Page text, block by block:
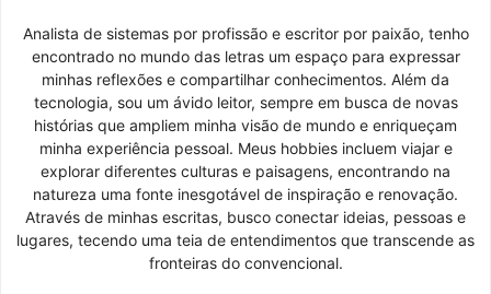
Analista de sistemas por profissão e escritor por paixão, tenho
encontrado no mundo das letras um espaço para expressar
minhas reflexões e compartilhar conhecimentos. Além da
tecnologia, sou um ávido leitor, sempre em busca de novas
histórias que ampliem minha visão de mundo e enriqueçam
minha experiência pessoal. Meus hobbies incluem viajar e
explorar diferentes culturas e paisagens, encontrando na
natureza uma fonte inesgotável de inspiração e renovação.
Através de minhas escritas, busco conectar ideias, pessoas e
lugares, tecendo uma teia de entendimentos que transcende as
fronteiras do convencional.